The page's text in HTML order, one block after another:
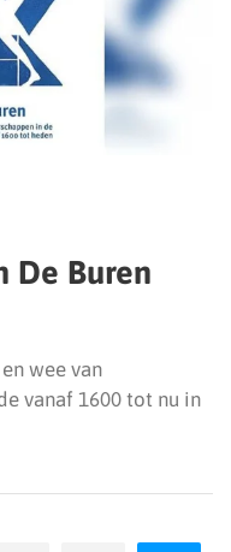
De Buren
wee van
vanaf 1600 tot nu in